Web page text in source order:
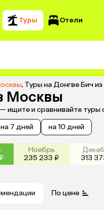
Туры Отели
, Туры на Донгве Бич
Москвы
ищите и сравнивайте туры
на 7 дней на 10 дней
Ноябрь
235 233 ₽
313
По цене